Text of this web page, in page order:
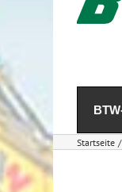
Startseite